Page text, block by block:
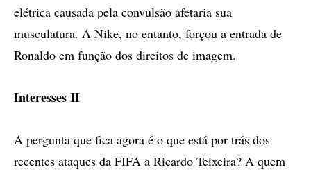
elétrica causada pela convulsão afetaria sua
musculatura. A Nike, no entanto, forçou a entrada de
Ronaldo em função dos direitos de imagem.
Interesses II
A pergunta que fica agora é o que está por trás dos
recentes ataques da FIFA a Ricardo Teixeira? A quem